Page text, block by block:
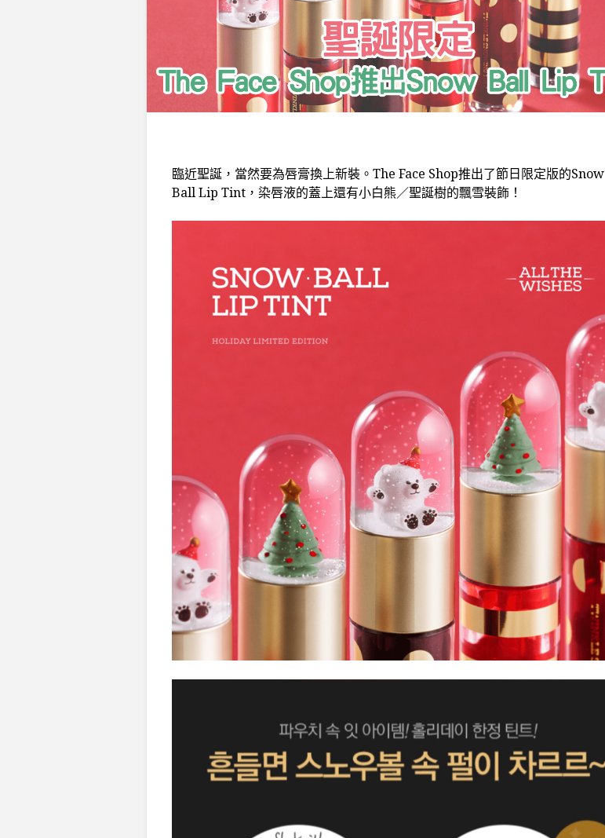
臨近聖誕，當然要為唇膏換上新裝。The Face Shop推出了節日限定版的Snow
Ball Lip Tint，染唇液的蓋上還有小白熊／聖誕樹的飄雪裝飾！